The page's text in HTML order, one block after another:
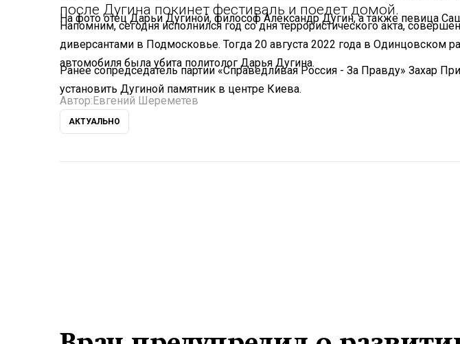
после Дугина покинет фестиваль и поедет домой.
На фото отец Дарьи Дугиной, философ Александр Дугин, а также певица
Напомним, сегодня исполнился год со дня террористического акта,
диверсантами в Подмосковье. Тогда 20 августа 2022 года в Одинцовском
автомобиля была убита политолог Дарья Дугина.
Ранее сопредседатель партии «Справедливая Россия - За Правду» Захар
установить Дугиной памятник в центре Киева.
Автор: Евгений Шереметев
АКТУАЛЬНО